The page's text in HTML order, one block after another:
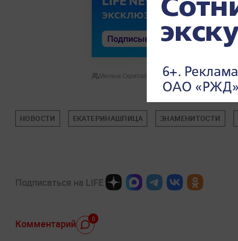
Милена Скрипальщикова
НОВОСТИ ЕКАТЕРИНАШПИЦА ЗНАМЕНИТОСТИ
Подписаться на LIFE
Комментарий 0